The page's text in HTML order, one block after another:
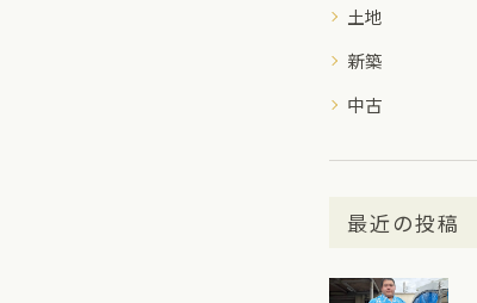
土地
新築
中古
最近の投稿